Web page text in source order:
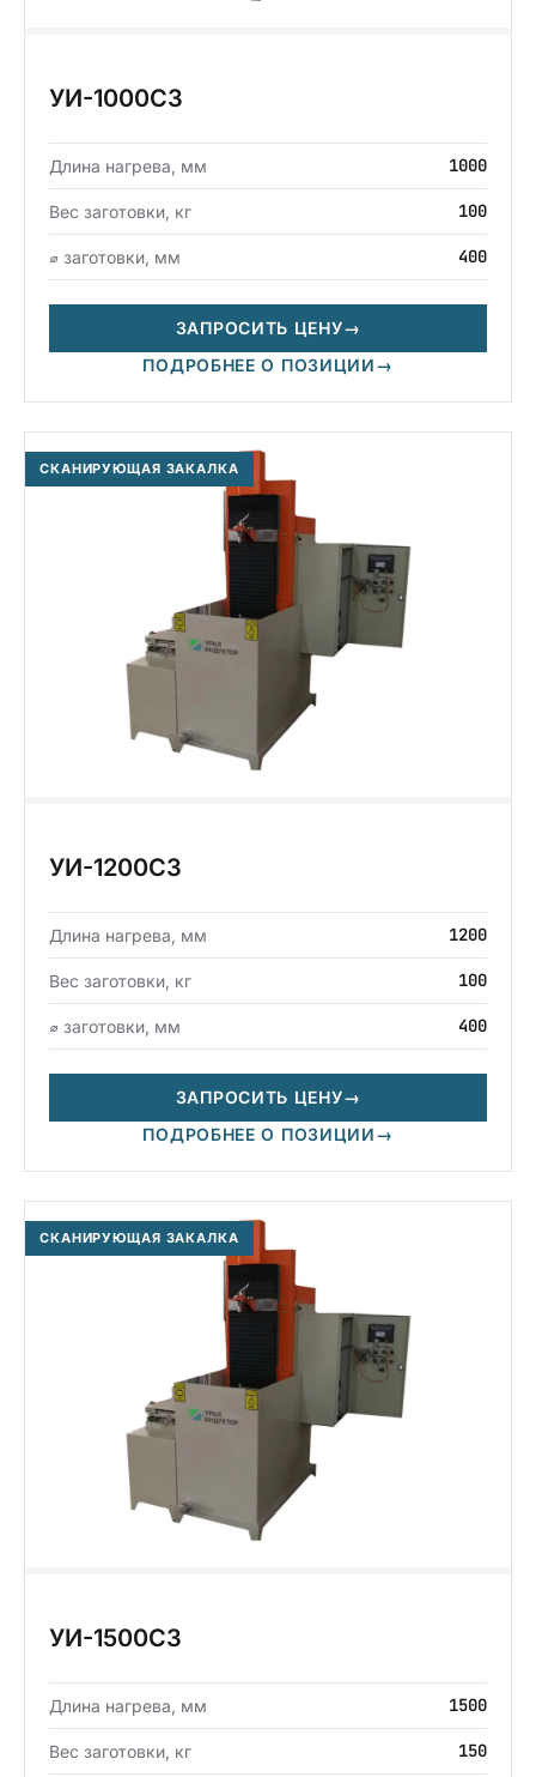
УИ-1000СЗ
Длина нагрева, мм 1000
Вес заготовки, кг 100
⌀ заготовки, мм 400
ЗАПРОСИТЬ ЦЕНУ→
ПОДРОБНЕЕ О ПОЗИЦИИ→
СКАНИРУЮЩАЯ ЗАКАЛКА
УИ-1200СЗ
Длина нагрева, мм 1200
Вес заготовки, кг 100
⌀ заготовки, мм 400
ЗАПРОСИТЬ ЦЕНУ→
ПОДРОБНЕЕ О ПОЗИЦИИ→
СКАНИРУЮЩАЯ ЗАКАЛКА
УИ-1500СЗ
Длина нагрева, мм 1500
Вес заготовки, кг 150